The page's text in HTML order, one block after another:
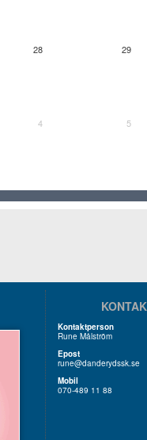
28 29
4 5
Kontaktperson
Rune Målström
Epost
rune@danderydssk.se
Mobil
070-489 11 88